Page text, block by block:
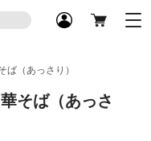
ば（あっさり）
そば（あっさ